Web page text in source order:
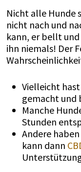
Nicht alle Hunde
nicht nach und
kann, er bellt
ihn niemals! Der
Vielleicht
gemacht und
Manche
Stunden
Andere
kann dann